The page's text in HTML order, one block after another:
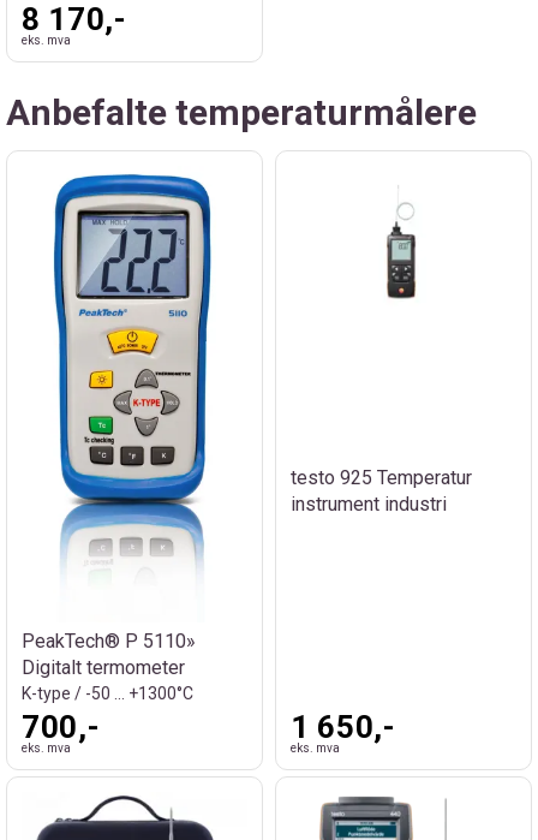
8 170,-
eks. mva
Anbefalte temperaturmålere
PeakTech® P 5110»
Digitalt termometer
K-type / -50 ... +1300°C
700,-
eks. mva
testo 925 Temperatur
instrument industri
1 650,-
eks. mva